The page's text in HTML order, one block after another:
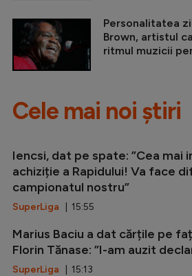
Personalitatea
Brown, artistul
ritmul muzicii
Cele mai noi știri
Iencsi, dat pe spate: ”Cea mai
achiziție a Rapidului! Va face
campionatul nostru”
SuperLiga | 15:55
Marius Baciu a dat cărțile pe
Florin Tănase: ”I-am auzit
SuperLiga | 15:13